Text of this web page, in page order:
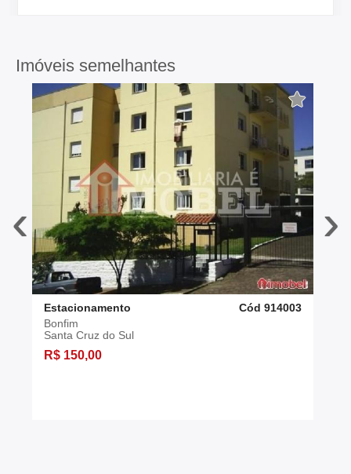
Imóveis semelhantes
‹
Estacionamento
Cód 914003
Bonfim
Santa Cruz do Sul
R$ 150,00
›